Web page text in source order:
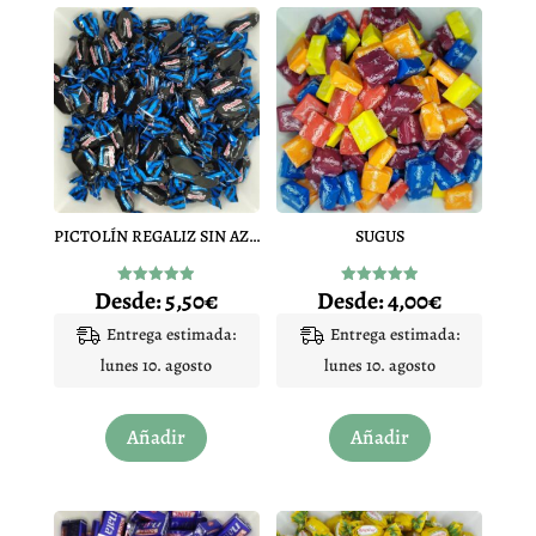
PICTOLÍN REGALIZ SIN AZÚCAR
Valorado
con
de 5
Desde:5,50€
Entrega estimada:
lunes 10. agosto
Añadir
producto
variantes.
SUGUS
Valorado
con
de 5
Desde:4,00€
Entrega estimada:
lunes 10. agosto
Añadir
producto
variantes.